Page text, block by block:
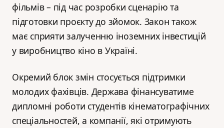
фільмів – під час розробки сценарію та
підготовки проєкту до зйомок. Закон також
має сприяти залученню іноземних інвестицій
у виробництво кіно в Україні.
Окремий блок змін стосується підтримки
молодих фахівців. Держава фінансуватиме
дипломні роботи студентів кінематографічних
спеціальностей, а компанії, які отримують